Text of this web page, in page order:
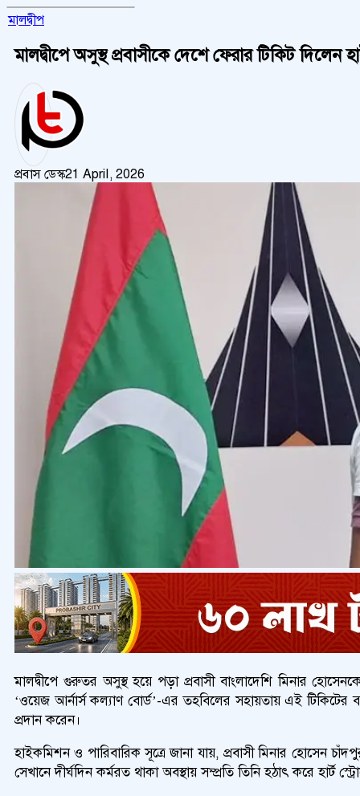
মালদ্বীপ
মালদ্বীপে অসুস্থ প্রবাসীকে দেশে ফেরার টিকিট দিলেন
প্রবাস ডেস্ক21 April, 2026
মালদ্বীপে গুরুতর অসুস্থ হয়ে পড়া প্রবাসী বাংলাদেশি মিনার
‘ওয়েজ আর্নার্স কল্যাণ বোর্ড’-এর তহবিলের সহায়তায় এই
প্রদান করেন।
হাইকমিশন ও পারিবারিক সূত্রে জানা যায়, প্রবাসী মিনার হোসেন
সেখানে দীর্ঘদিন কর্মরত থাকা অবস্থায় সম্প্রতি তিনি হঠাৎ করে